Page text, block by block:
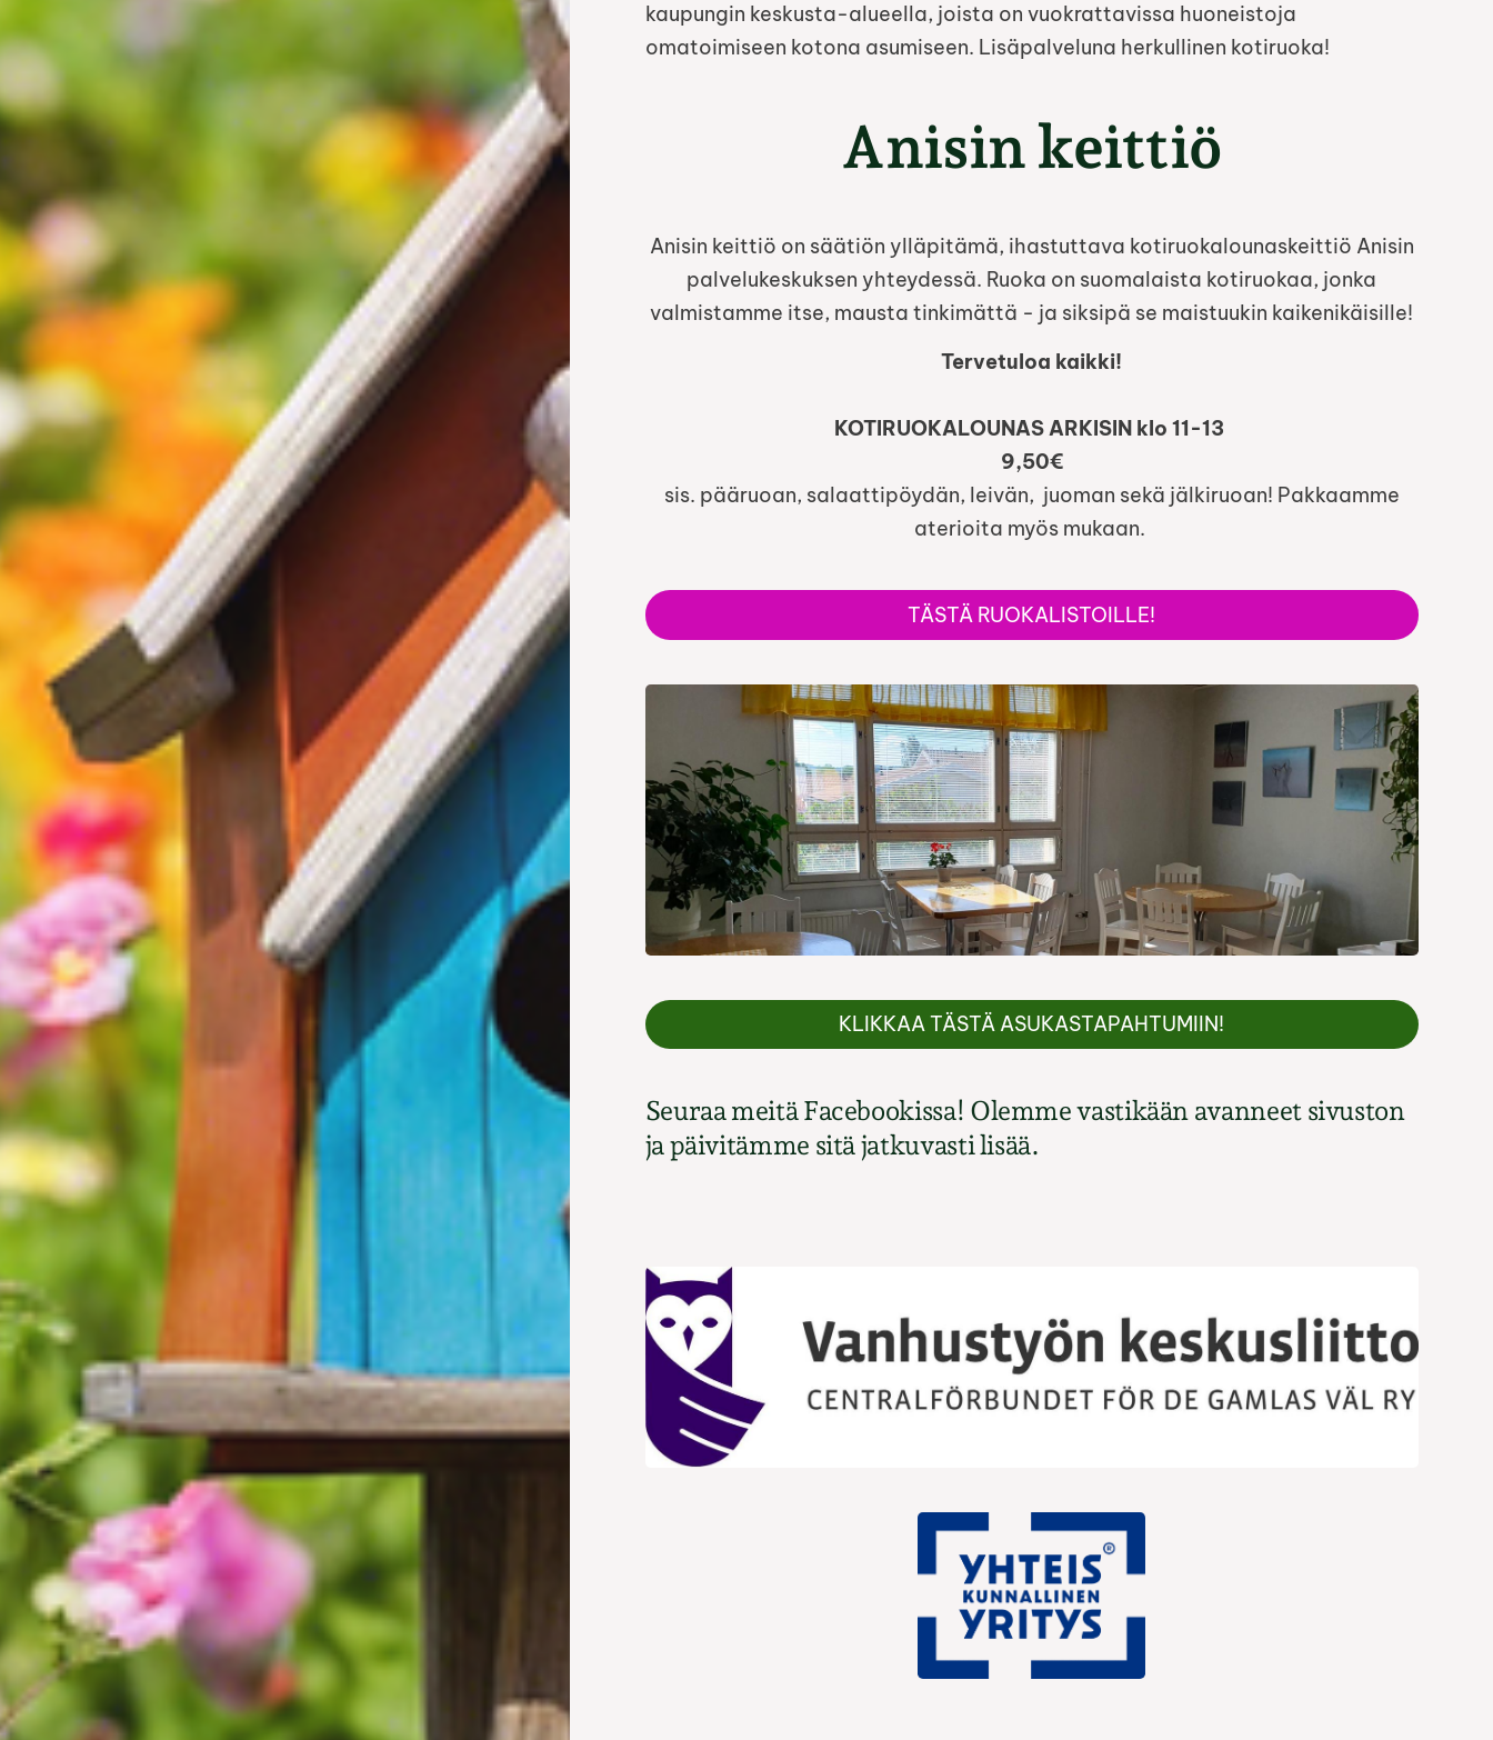
kaupungin keskusta-alueella, joista on vuokrattavissa huoneistoja
omatoimiseen kotona asumiseen. Lisäpalveluna herkullinen kotiruoka!
Anisin keittiö
Anisin keittiö on säätiön ylläpitämä, ihastuttava kotiruokalounaskeittiö Anisin
palvelukeskuksen yhteydessä. Ruoka on suomalaista kotiruokaa, jonka
valmistamme itse, mausta tinkimättä - ja siksipä se maistuukin kaikenikäisille!
Tervetuloa kaikki!
KOTIRUOKALOUNAS ARKISIN klo 11-13
9,50€
sis. pääruoan, salaattipöydän, leivän, juoman sekä jälkiruoan! Pakkaamme
aterioita myös mukaan.
TÄSTÄ RUOKALISTOILLE!
KLIKKAA TÄSTÄ ASUKASTAPAHTUMIIN!
Seuraa meitä Facebookissa! Olemme vastikään avanneet sivuston
ja päivitämme sitä jatkuvasti lisää.